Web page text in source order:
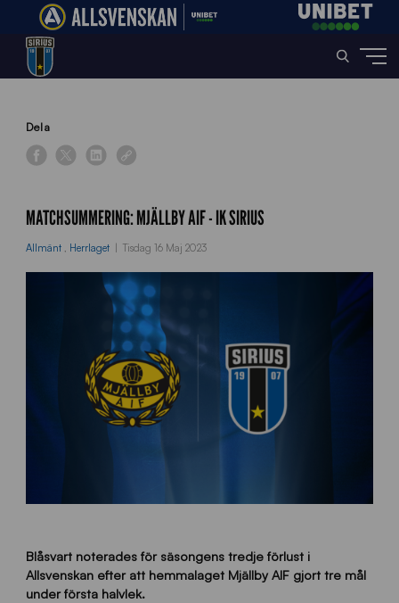
Home»
Dela
MATCHSUMMERING: MJÄLLBY AIF - IK SIRIUS
Allmänt , Herrlaget Tisdag 16 Maj 2023
Blåsvart noterades för säsongens tredje förlust i
Allsvenskan efter att hemmalaget Mjällby AIF gjort tre mål
under första halvlek.